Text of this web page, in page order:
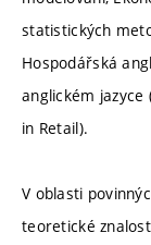
statistických
Hospodářská
anglickém jazyce
in Retail).
V oblasti
teoretické